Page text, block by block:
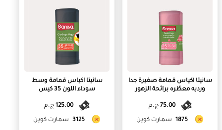
سانيتا اكياس قمامة صغيرة جدا
ورديه معطّره برائحة الزهور
75.00 ج.م
1875 سمارت كوين
سانيتا اكياس قمامة وسط
سوداء اللون 35 كيس
125.00 ج.م
3125 سمارت كوين